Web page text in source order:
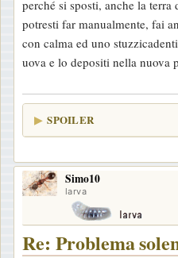
a
g
g
i
perché si sposti, anche la terra
potresti far manualmente, fai
con calma ed uno
uova e lo depositi nella nuova
SPOILER
Simo10
larva
Re: Problema